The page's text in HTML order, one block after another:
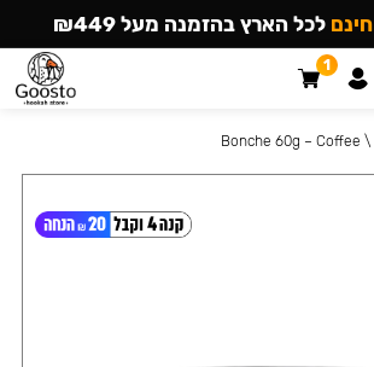
\
Bonche 60g – Coffee
חינם לכל הארץ בהזמנה מעל ₪449
1